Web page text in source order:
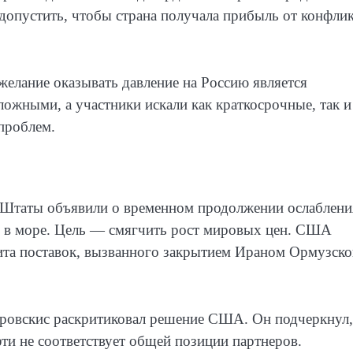
чтобы страна получала прибыль от
оказывать давление на Россию является
а участники искали как краткосрочные, так и
объявили о временном продолжении
в море. Цель — смягчить рост мировых цен. США
поставок, вызванного закрытием Ираном
раскритиковал решение США. Он
не соответствует общей позиции партнеров.